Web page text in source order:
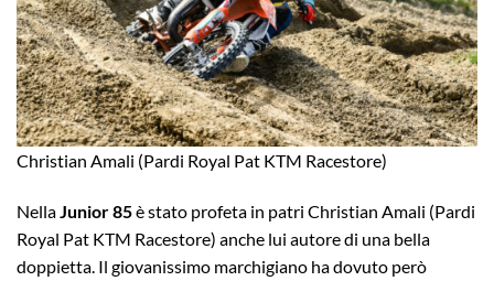
Christian Amali (Pardi Royal Pat KTM Racestore)
Nella Junior 85è stato profeta in patri Christian Amali (Pardi
Royal Pat KTM Racestore) anche lui autore di una bella
doppietta. Il giovanissimo marchigiano ha dovuto però